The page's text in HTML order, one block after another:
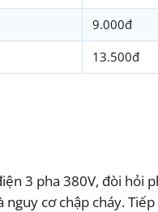
9.000đ
13.500đ
3 pha 380V, đòi hỏi
cơ chập cháy.